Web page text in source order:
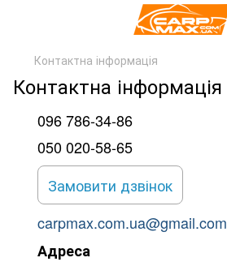
Контактна інформація
Контактна інформація
096 786-34-86
050 020-58-65
Замовити дзвінок
carpmax.com.ua@gmail.com
Адреса